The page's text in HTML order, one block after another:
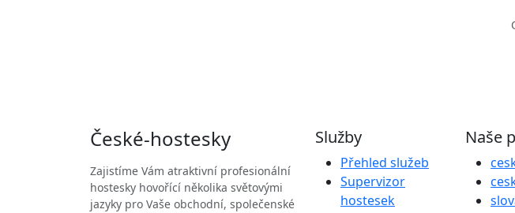
České-hostesky
Zajistíme Vám atraktivní profesionální
hostesky hovořící několika světovými
jazyky pro Vaše obchodní, společenské
Služby
Přehled služeb
Supervizor
hostesek
Naše